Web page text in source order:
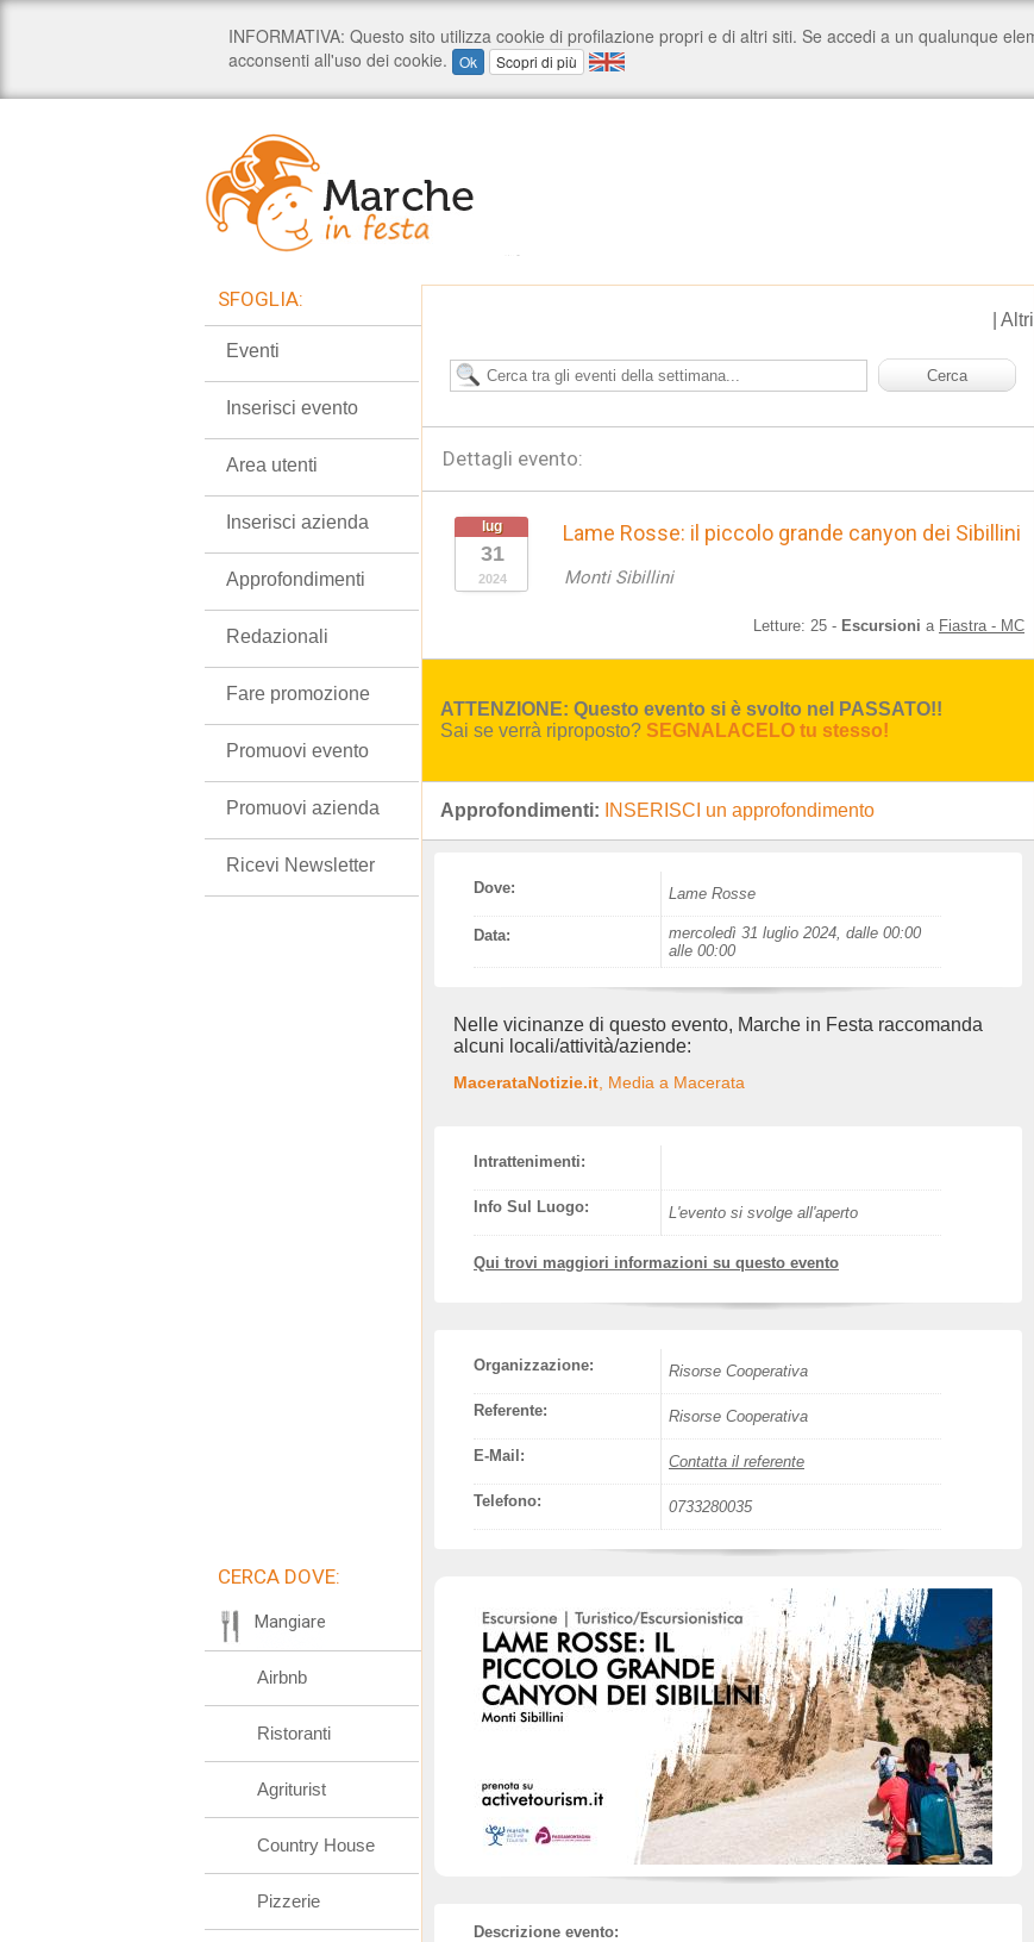
Altri
Dettagli evento:
lug
31
2024
Lame Rosse: il piccolo grande canyon dei Sibillini
Monti Sibillini
Letture: 25 - Escursioni a Fiastra - MC
ATTENZIONE: Questo evento si è svolto nel PASSATO!!
Sai se verrà riproposto? SEGNALACELO tu stesso!
Approfondimenti: INSERISCI un approfondimento
Dove: Lame Rosse
Data:
mercoledì 31 luglio 2024, dalle 00:00
alle 00:00
Nelle vicinanze di questo evento, Marche in Festa raccomanda
alcuni locali/attività/aziende:
MacerataNotizie.it , Media a Macerata
Intrattenimenti:
Info Sul Luogo: L'evento si svolge all'aperto
Qui trovi maggiori informazioni su questo evento
Organizzazione: Risorse Cooperativa
Referente: Risorse Cooperativa
E-Mail: Contatta il referente
Telefono: 0733280035
Descrizione evento:
SFOGLIA:
Eventi
Inserisci evento
Area utenti
Inserisci azienda
Approfondimenti
Redazionali
Fare promozione
Promuovi evento
Promuovi azienda
Ricevi Newsletter
CERCA DOVE:
Mangiare
Airbnb
Ristoranti
Agriturist
Country House
Pizzerie